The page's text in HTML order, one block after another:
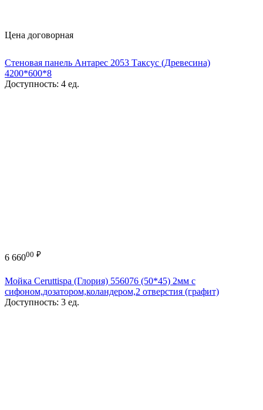
Цена договорная
Стеновая панель Антарес 2053 Таксус (Древесина)
4200*600*8
Доступность: 4 ед.
6 66000 ₽
Мойка Ceruttispa (Глория) 556076 (50*45) 2мм с
сифоном,дозатором,коландером,2 отверстия (графит)
Доступность: 3 ед.